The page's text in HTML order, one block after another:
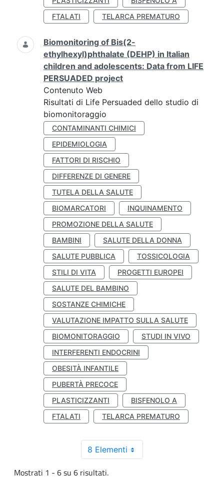
FTALATI
TELARCA PREMATURO
Biomonitoring of Bis(2-
ethylhexyl)phthalate (DEHP) in Italian
children and adolescents: Data from LIFE
PERSUADED project
Contenuto Web
Risultati di Life Persuaded dello studio di
biomonitoraggio
CONTAMINANTI CHIMICI
EPIDEMIOLOGIA
FATTORI DI RISCHIO
DIFFERENZE DI GENERE
TUTELA DELLA SALUTE
BIOMARCATORI
INQUINAMENTO
PROMOZIONE DELLA SALUTE
BAMBINI
SALUTE DELLA DONNA
SALUTE PUBBLICA
TOSSICOLOGIA
STILI DI VITA
PROGETTI EUROPEI
SALUTE DEL BAMBINO
SOSTANZE CHIMICHE
VALUTAZIONE IMPATTO SULLA SALUTE
BIOMONITORAGGIO
STUDI IN VIVO
INTERFERENTI ENDOCRINI
OBESITÀ INFANTILE
PUBERTÀ PRECOCE
PLASTICIZZANTI
BISFENOLO A
FTALATI
TELARCA PREMATURO
8 Elementi
Mostrati 1 - 6 su 6 risultati.